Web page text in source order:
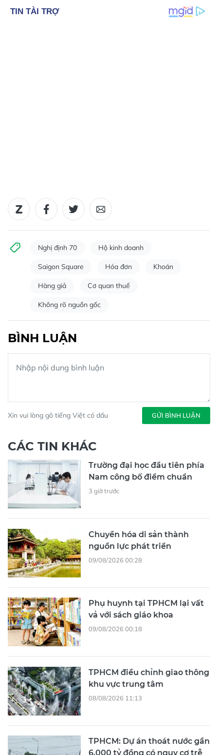
Nghị định 70 Hộ kinh doanh
Saigon Square Hóa đơn Khoán
Hàng giả Cơ quan thuế
Không rõ nguồn gốc
BÌNH LUẬN
Xin vui lòng gõ tiếng Việt có dấu GỬI BÌNH LUẬN
CÁC TIN KHÁC
Trường đại học đầu tiên phía
Nam công bố điểm chuẩn
3 giờ trước
Chuyển hóa di sản thành
nguồn lực phát triển
09/08/2026 00:28
Phụ huynh tại TPHCM lại vất
vả với sách giáo khoa
09/08/2026 00:18
TPHCM điều chỉnh giao thông
khu vực trung tâm
08/08/2026 11:13
TPHCM: Dự án thoát nước gần
6.000 tỷ đồng có nguy cơ trễ